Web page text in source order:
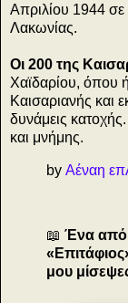
Απριλίου 1944
Λακωνίας.
Οι 200 της
Χαϊδαρίου, όπου
Καισαριανής και
δυνάμεις κατοχής.
και μνήμης.
by Αέναη
📖 Ένα από
μου